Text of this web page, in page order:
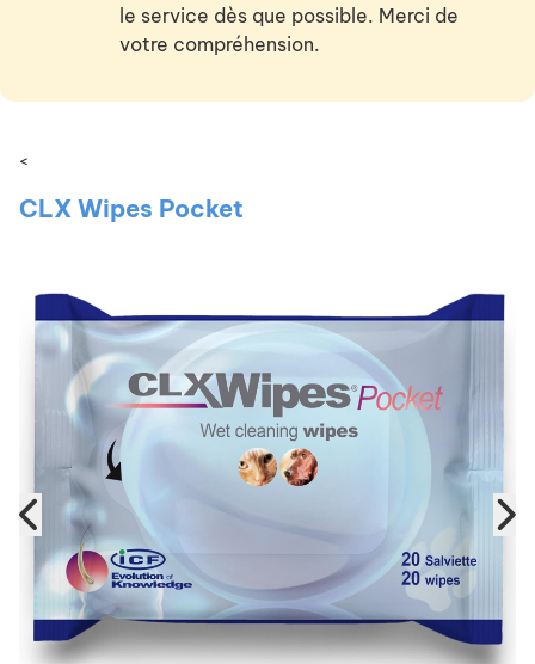
le service dès que possible. Merci de
votre compréhension.
<
CLX Wipes Pocket